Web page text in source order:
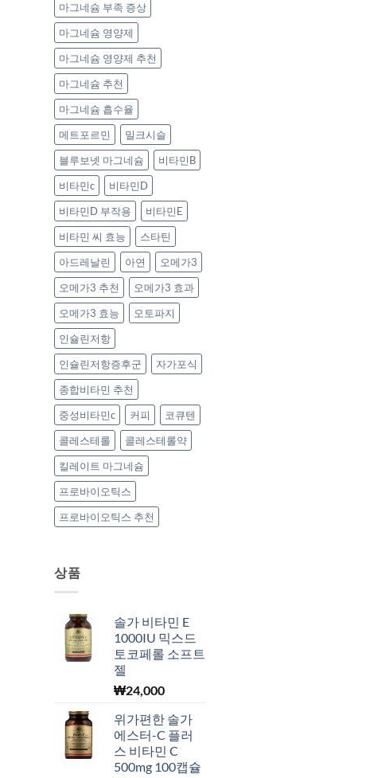
마그네슘 부족 증상
마그네슘 영양제
마그네슘 영양제 추천
마그네슘 추천
마그네슘 흡수율
메트포르민
밀크시슬
블루보넷 마그네슘
비타민B
비타민c
비타민D
비타민D 부작용
비타민E
비타민 씨 효능
스타틴
아드레날린
아연
오메가3
오메가3 추천
오메가3 효과
오메가3 효능
오토파지
인슐린저항
인슐린저항증후군
자가포식
종합비타민 추천
중성비타민c
커피
코큐텐
콜레스테롤
콜레스테롤약
킬레이트 마그네슘
프로바이오틱스
프로바이오틱스 추천
상품
솔가 비타민 E
1000IU 믹스드
토코페롤 소프트
젤
₩24,000
위가편한 솔가
에스터-C 플러
스 비타민 C
500mg 100캡슐